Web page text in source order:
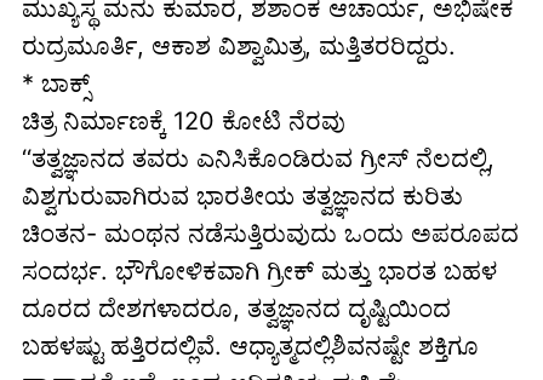
ಮುಖ್ಯಸ್ಥ ಮನು ಕುಮಾರ, ಶಶಾಂಕ ಆಚಾರ್ಯ, ಅಭಿಷೇಕ
ರುದ್ರಮೂರ್ತಿ, ಆಕಾಶ ವಿಶ್ವಾಮಿತ್ರ, ಮತ್ತಿತರರಿದ್ದರು.
* ಬಾಕ್ಸ್
ಚಿತ್ರ ನಿರ್ಮಾಣಕ್ಕೆ 120 ಕೋಟಿ ನೆರವು
‘‘ತತ್ವಜ್ಞಾನದ ತವರು ಎನಿಸಿಕೊಂಡಿರುವ ಗ್ರೀಸ್ ನೆಲದಲ್ಲಿ,
ವಿಶ್ವಗುರುವಾಗಿರುವ ಭಾರತೀಯ ತತ್ವಜ್ಞಾನದ ಕುರಿತು
ಚಿಂತನ- ಮಂಥನ ನಡೆಸುತ್ತಿರುವುದು ಒಂದು ಅಪರೂಪದ
ಸಂದರ್ಭ. ಭೌಗೋಳಿಕವಾಗಿ ಗ್ರೀಕ್ ಮತ್ತು ಭಾರತ ಬಹಳ
ದೂರದ ದೇಶಗಳಾದರೂ, ತತ್ವಜ್ಞಾನದ ದೃಷ್ಟಿಯಿಂದ
ಬಹಳಷ್ಟು ಹತ್ತಿರದಲ್ಲಿವೆ. ಆಧ್ಯಾತ್ಮದಲ್ಲಿಶಿವನಷ್ಟೇ ಶಕ್ತಿಗೂ